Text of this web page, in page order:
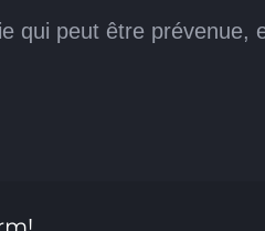
qui peut être